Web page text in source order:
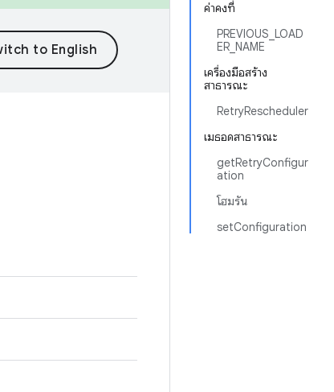
ค่าคงที่
PREVIOUS_LOAD
ER_NAME
เครื่องมือสร้าง
สาธารณะ
RetryRescheduler
เมธอดสาธารณะ
getRetryConfigur
ation
โฮมรัน
setConfiguration